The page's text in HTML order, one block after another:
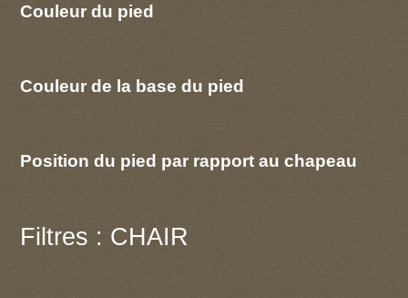
Couleur du pied
Couleur de la base du pied
Position du pied par rapport au chapeau
Filtres : CHAIR